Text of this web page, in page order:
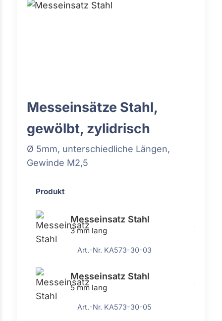
Messeinsätze Stahl,
gewölbt, zylidrisch
Ø 5mm, unterschiedliche Längen,
Gewinde M2,5
Produkt Preis
Messeinsatz Stahl
3 mm lang
5,35 €
Art.-Nr. KA573-30-03
Messeinsatz Stahl
5 mm lang
5,35 €
Art.-Nr. KA573-30-05